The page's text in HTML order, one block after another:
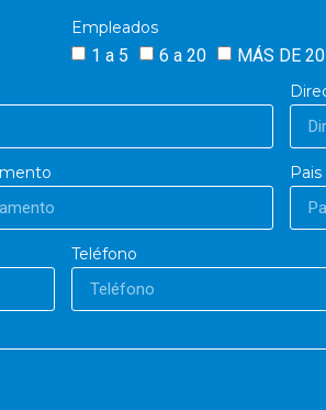
Empleados
1 a 5 6 a 20 MÁS DE 20
Pais
Teléfono